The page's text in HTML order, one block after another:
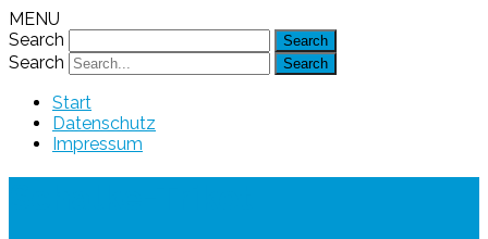
MENU
Search
Search
Start
Datenschutz
Impressum